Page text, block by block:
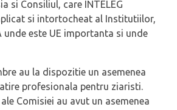
si Consiliul, care INTELEG
si intortocheat al Institutiilor,
unde este UE importanta si unde
au la dispozitie un asemenea
profesionala pentru ziaristi.
Comisiei au avut un asemenea